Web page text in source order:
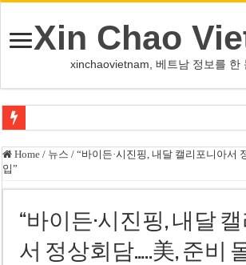
Xin Chao
xinchaovietnam, 베트남 정보를 한
오덕 목사, 32년 베트남 삶 담은 첫 디카시집 ‘한 컷의
베트남 화학·플라스틱 기업 납세 상위 10곳 공개…절
FIFA 인판티노 회장, 유럽 축구계·북미 정치권 불신
미화원 쪽방 휴게실 논란…허리도 못 펴는 열악한 환
Home / 뉴스 / “바이든·시진핑, 내달 캘리포니아서
입”
“바이든·시진핑, 내달
서 정상회담…..美, 준비